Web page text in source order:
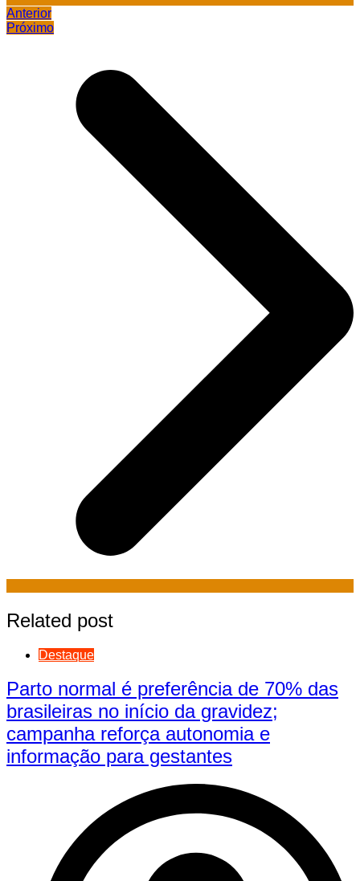
Anterior
Próximo
Related post
Destaque
Parto normal é preferência de 70% das
brasileiras no início da gravidez;
campanha reforça autonomia e
informação para gestantes